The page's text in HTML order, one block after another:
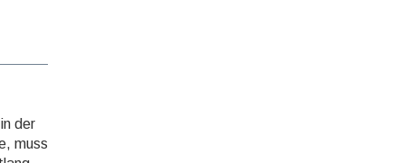
der
muss